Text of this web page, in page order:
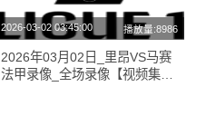
2026-03-02 03:45:00 播放量:8986
2026年03月02日_里昂VS马赛
法甲录像_全场录像【视频集